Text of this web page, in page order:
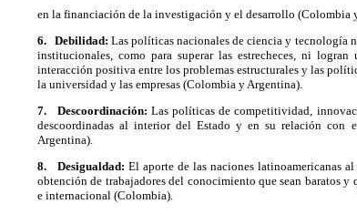
en la financiación de la investigación y el desarrollo (Colombia
6.
Debilidad:Las políticas nacionales de ciencia y tecnología
institucionales, como para superar las estrecheces, ni
interacción positiva entre los problemas estructurales y las
la universidad y las empresas (Colombia y Argentina).
7.
Descoordinación:Las políticas de competitividad,
descoordinadas al interior del Estado y en su relación con
Argentina).
8.
Desigualdad:El aporte de las naciones latinoamericanas
obtención de trabajadores del conocimiento que sean baratos
e internacional (Colombia).